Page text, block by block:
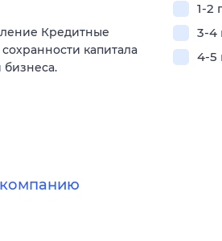
Кредитные
капитала
компанию
1-2
3-4
4-5